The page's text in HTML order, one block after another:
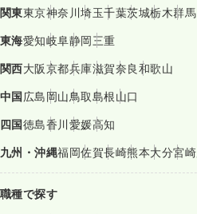
関東東京神奈川埼玉千葉茨城栃木群馬
東海愛知岐阜静岡三重
関西大阪京都兵庫滋賀奈良和歌山
中国広島岡山鳥取島根山口
四国徳島香川愛媛高知
九州・沖縄福岡佐賀長崎熊本大分宮崎
職種で探す